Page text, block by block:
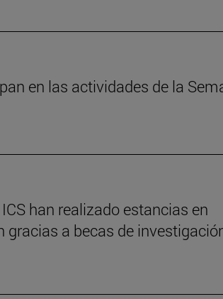
en las actividades de la
han realizado estancias en
gracias a becas de